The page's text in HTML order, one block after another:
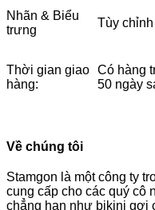
Nhãn & Biểu
trưng
Tùy
Thời gian giao
hàng:
Có hàng
50 ngày
Về chúng tôi
Stamgon là một công ty
cung cấp cho các quý cô
chẳng hạn như bikini gợi